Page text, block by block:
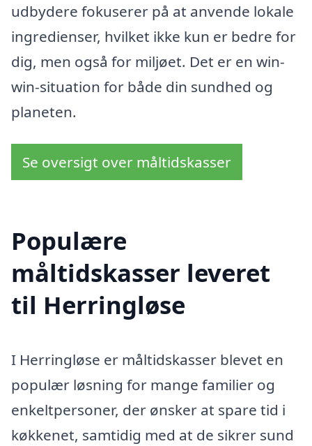
udbydere fokuserer på at anvende lokale
ingredienser, hvilket ikke kun er bedre for
dig, men også for miljøet. Det er en win-
win-situation for både din sundhed og
planeten.
Se oversigt over måltidskasser
Populære
måltidskasser leveret
til Herringløse
I Herringløse er måltidskasser blevet en
populær løsning for mange familier og
enkeltpersoner, der ønsker at spare tid i
køkkenet, samtidig med at de sikrer sund